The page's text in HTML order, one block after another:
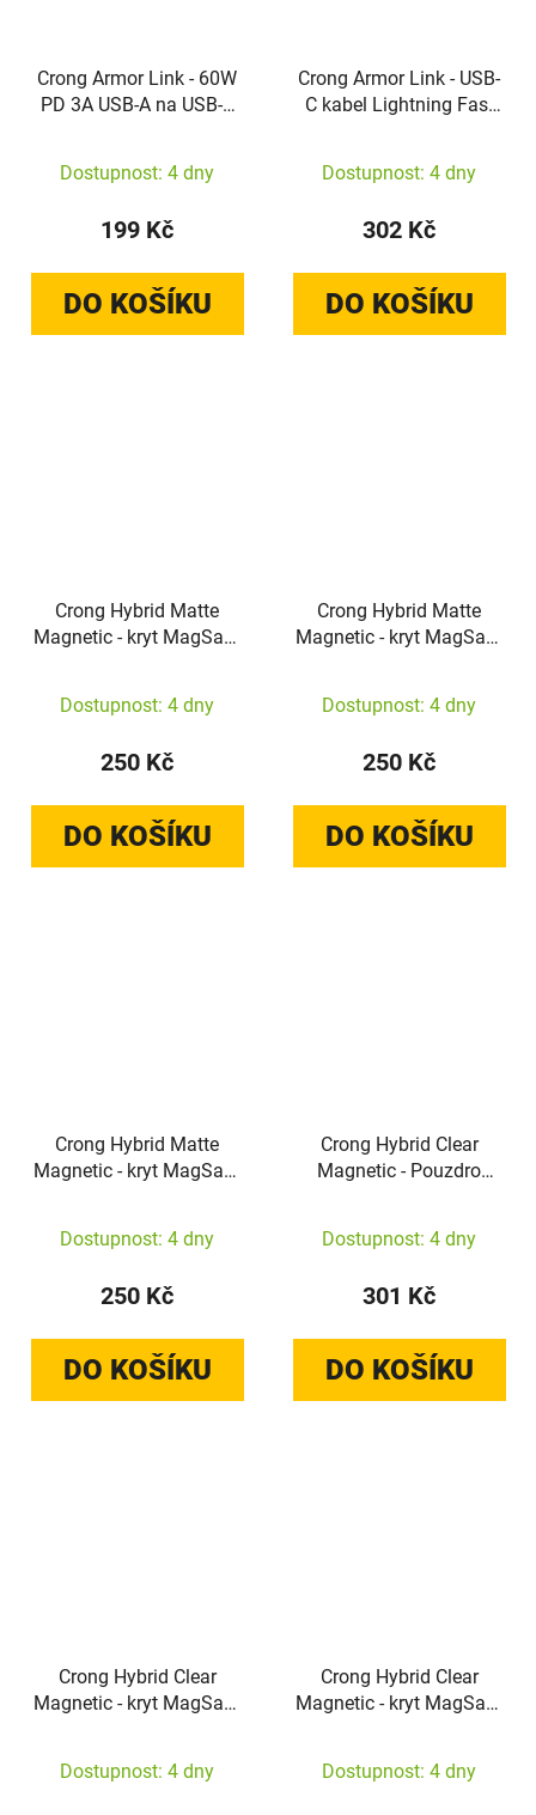
Crong Armor Link - 60W
PD 3A USB-A na USB-C
Dostupnost: 4 dny
199 Kč
DO KOŠÍKU
Crong Armor Link - USB-
C kabel Lightning Fast
Dostupnost: 4 dny
302 Kč
DO KOŠÍKU
Crong Hybrid Matte
Magnetic - kryt MagSafe
Dostupnost: 4 dny
250 Kč
DO KOŠÍKU
Crong Hybrid Matte
Magnetic - kryt MagSafe
Dostupnost: 4 dny
250 Kč
DO KOŠÍKU
Crong Hybrid Matte
Magnetic - kryt MagSafe
Dostupnost: 4 dny
250 Kč
DO KOŠÍKU
Crong Hybrid Clear
Magnetic - Pouzdro
Dostupnost: 4 dny
301 Kč
DO KOŠÍKU
Crong Hybrid Clear
Magnetic - kryt MagSafe
Dostupnost: 4 dny
Crong Hybrid Clear
Magnetic - kryt MagSafe
Dostupnost: 4 dny